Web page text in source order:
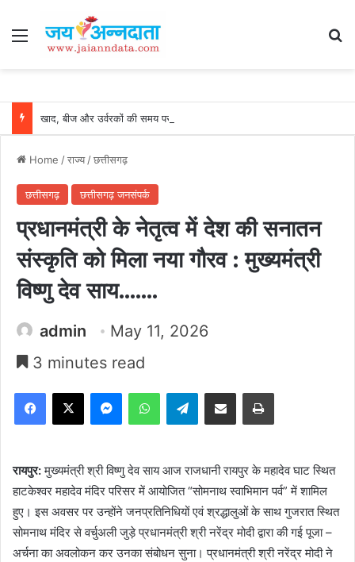
Menu
Home /राज्य/छत्तीसगढ़
छत्तीसगढ़ छत्तीसगढ़ जनसंपर्क
प्रधानमंत्री के नेतृत्व में देश की सनातन
संस्कृति को मिला नया गौरव : मुख्यमंत्री
विष्णु देव साय…….
admin
May 11, 2026
3 minutes read
Facebook
X MessengerWhatsAppTelegramShare via Email Print
रायपुर:मुख्यमंत्री श्री विष्णु देव साय आज राजधानी रायपुर के महादेव घाट स्थित
हाटकेश्वर महादेव मंदिर परिसर में आयोजित “सोमनाथ स्वाभिमान पर्व” में शामिल
हुए। इस अवसर पर उन्होंने जनप्रतिनिधियों एवं श्रद्धालुओं के साथ गुजरात स्थित
सोमनाथ मंदिर से वर्चुअली जुड़े प्रधानमंत्री श्री नरेंद्र मोदी द्वारा की गई पूजा –
अर्चना का अवलोकन कर उनका संबोधन सुना। प्रधानमंत्री श्री नरेंद्र मोदी ने